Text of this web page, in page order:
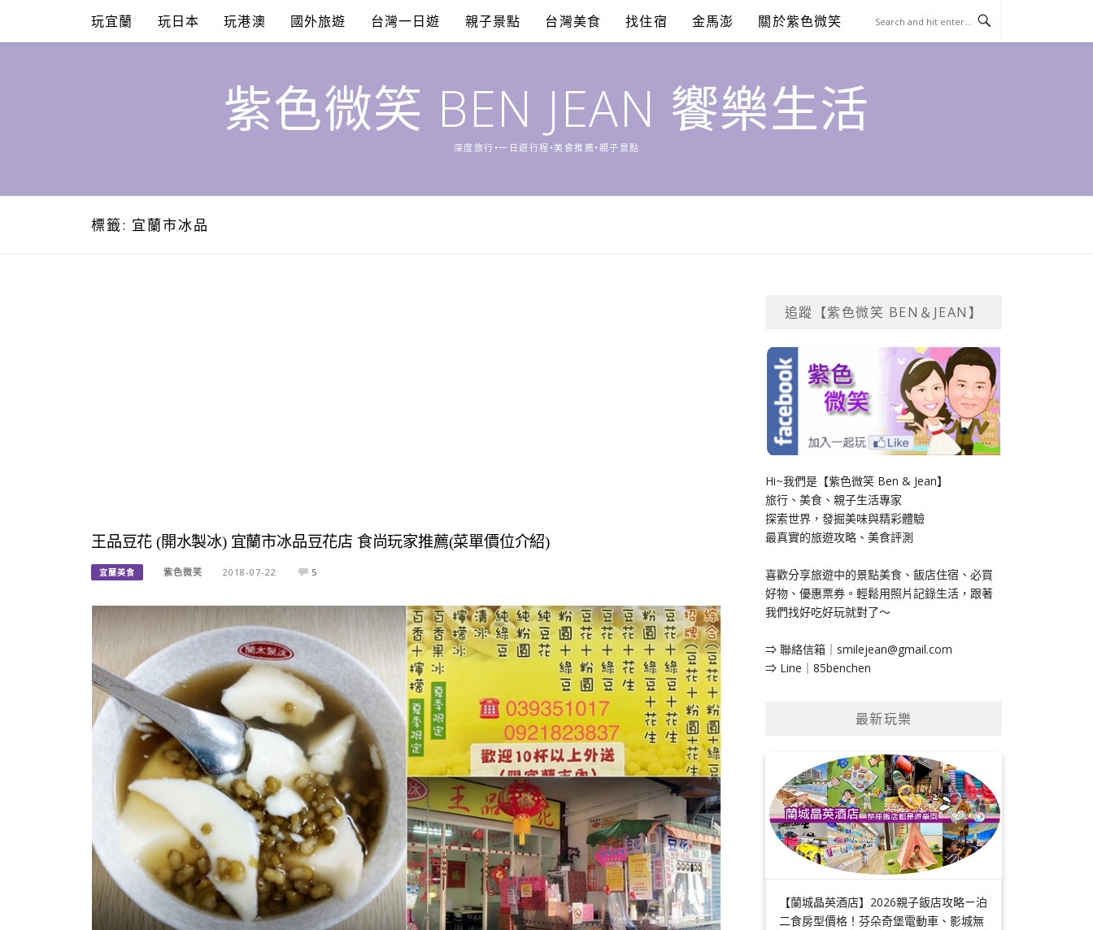
content
玩宜蘭 玩日本 玩港澳 國外旅遊 台灣一日遊 親子景點 台灣美食 找住宿 金馬澎 關於紫色微笑
紫色微笑 BEN JEAN 饗樂生活
深度旅行•一日遊行程•美食推薦•親子景點
標籤: 宜蘭市冰品
王品豆花 (開水製冰) 宜蘭市冰品豆花店 食尚玩家推薦(菜單價位介紹)
宜蘭美食 紫色微笑 2018-07-22 5
追蹤【紫色微笑 BEN＆JEAN】
Hi~我們是【紫色微笑 Ben & Jean】
旅行、美食、親子生活專家
探索世界，發掘美味與精彩體驗
最真實的旅遊攻略、美食評測
喜歡分享旅遊中的景點美食、飯店住宿、必買
好物、優惠票券。輕鬆用照片記錄生活，跟著
我們找好吃好玩就對了～
⇒ 聯絡信箱｜ smilejean@gmail.com
⇒ Line｜85benchen
最新玩樂
【蘭城晶英酒店】2026親子飯店攻略ㄧ泊
二食房型價格！芬朵奇堡電動車、影城無